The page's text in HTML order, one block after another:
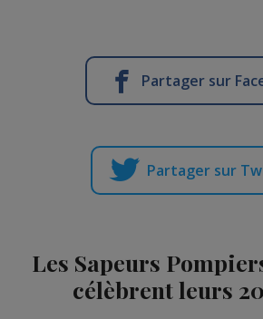
Partager sur
Partager sur
Les Sapeurs
célèbrent leurs